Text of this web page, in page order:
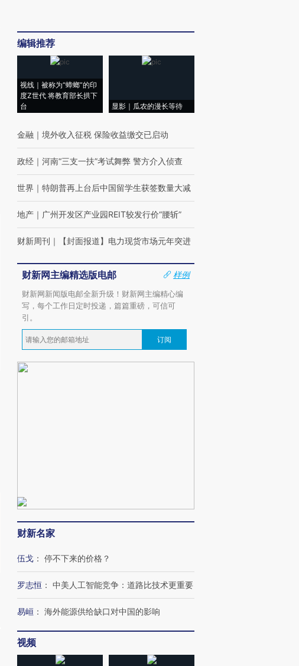
编辑推荐
视线｜被称为“蟑螂”的印
度Z世代 将教育部长拱下
台
显影｜瓜农的漫长等待
金融 ｜ 境外收入征税 保险收益缴交已启动
政经 ｜ 河南“三支一扶”考试舞弊 警方介入侦查
世界 ｜ 特朗普再上台后中国留学生获签数量大减
地产 ｜ 广州开发区产业园REIT较发行价“腰斩”
财新周刊 ｜ 【封面报道】电力现货市场元年突进
财新网主编精选版电邮
样例
财新网新闻版电邮全新升级！财新网主编精心编
写，每个工作日定时投递，篇篇重磅，可信可
引。
订阅
财新名家
伍戈 ： 停不下来的价格？
罗志恒 ： 中美人工智能竞争：道路比技术更重要
易峘 ： 海外能源供给缺口对中国的影响
视频